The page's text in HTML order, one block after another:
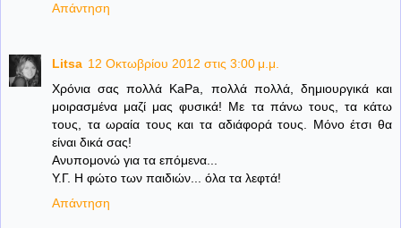
Απάντηση
Litsa 12 Οκτωβρίου 2012 στις 3:00 μ.μ.
Χρόνια σας πολλά KaPa, πολλά πολλά, δημιουργικά και
μοιρασμένα μαζί μας φυσικά! Με τα πάνω τους, τα κάτω
τους, τα ωραία τους και τα αδιάφορά τους. Μόνο έτσι θα
είναι δικά σας!
Ανυπομονώ για τα επόμενα...
Υ.Γ. Η φώτο των παιδιών... όλα τα λεφτά!
Απάντηση